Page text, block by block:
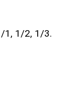
1, 1/2, 1/3.